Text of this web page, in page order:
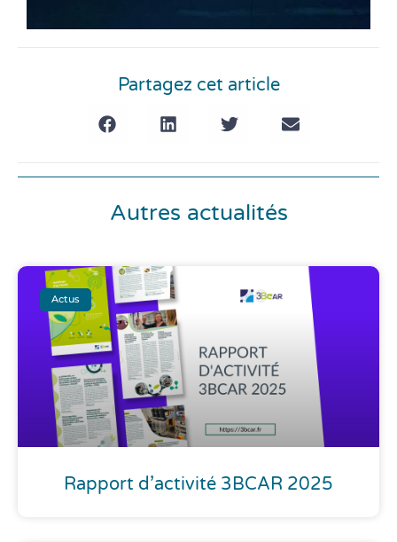
Partagez cet article
Autres actualités
Actus
Rapport d’activité 3BCAR 2025